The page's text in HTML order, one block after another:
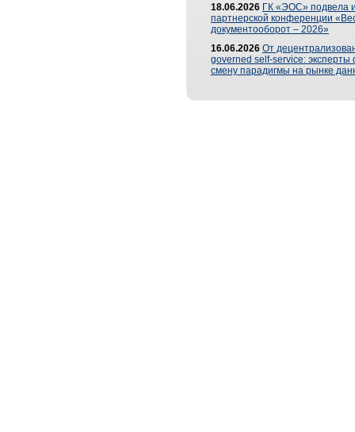
18.06.2026 ГК «ЭОС» подвела
партнерской конференции
документооборот – 2026»
16.06.2026 От
governed self-service: эксперты
смену парадигмы на рынке